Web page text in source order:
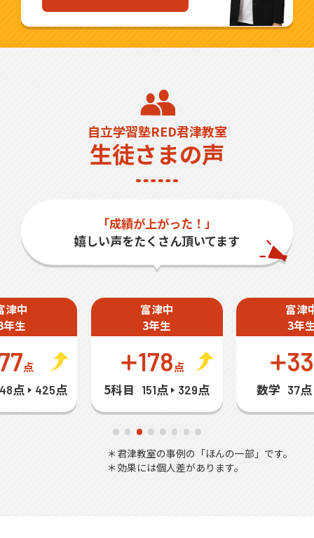
自立学習塾RED君津教室
生徒さまの声
「成績が上がった！」
嬉しい声をたくさん頂いてます
津中
年生
点
点 425点
富津中
3年生
178点
5科目 151点 329点
富津
3年
33
数学 37点
＊君津教室の事例の「ほんの一部」です。
＊効果には個人差があります。